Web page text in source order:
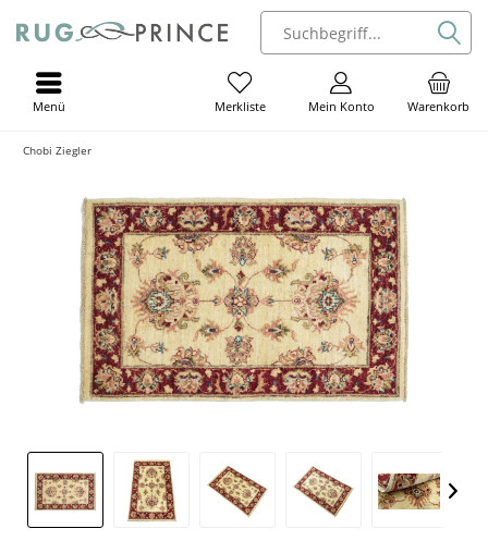
Warenkorb
Mein Konto
Merkliste
Menü
Chobi Ziegler